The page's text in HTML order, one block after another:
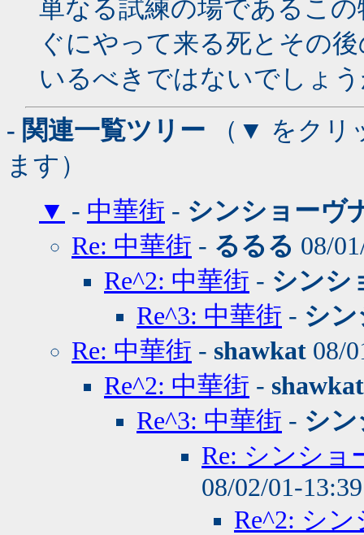
単なる試練の場であるこ
ぐにやって来る死とその
いるべきではないでしょ
- 関連一覧ツリー （▼ をクリ
ます）
▼ - 中華街 - シンショーヴ
Re: 中華街 - るるる 08/
Re^2: 中華街 - シンシ
Re^3: 中華街 - シ
Re: 中華街 - shawkat 08/
Re^2: 中華街 - shawkat
Re^3: 中華街 - シ
Re: シンショ
08/02/01-
Re^2: シ